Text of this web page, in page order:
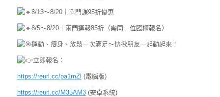
8/13～8/20｜單門課95折優惠
8/5～8/20｜兩門連報85折（需同一位臨櫃報名）
運動、瘦身、放鬆一次滿足～快揪朋友一起動起來！
立即報名：
https://reurl.cc/pa1mZl (電腦版)
https://reurl.cc/M35AM3 (安卓系統)